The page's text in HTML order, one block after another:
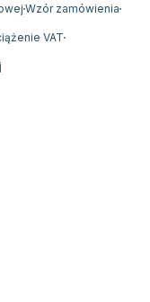
Wzór zamówienia
VAT